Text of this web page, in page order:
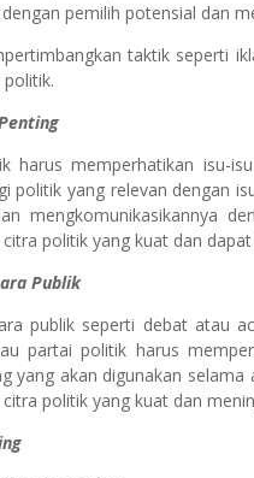
pemilih potensial dan
taktik seperti
harus memperhatikan isu-
politik yang relevan dengan
mengkomunikasikannya
politik yang kuat dan
Publik
publik seperti debat atau
partai politik harus
yang akan digunakan
politik yang kuat dan